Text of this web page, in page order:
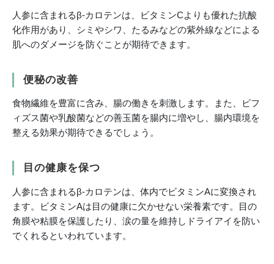
人参に含まれるβ-カロテンは、ビタミンCよりも優れた抗酸
化作用があり、シミやシワ、たるみなどの紫外線などによる
肌へのダメージを防ぐことが期待できます。
便秘の改善
食物繊維を豊富に含み、腸の働きを刺激します。また、ビフ
ィズス菌や乳酸菌などの善玉菌を腸内に増やし、腸内環境を
整える効果が期待できるでしょう。
目の健康を保つ
人参に含まれるβ-カロテンは、体内でビタミンAに変換され
ます。ビタミンAは目の健康に欠かせない栄養素です。目の
角膜や粘膜を保護したり、涙の量を維持しドライアイを防い
でくれるといわれています。